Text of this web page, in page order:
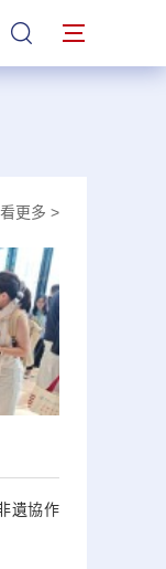
站內搜索
更多 >
遺協作